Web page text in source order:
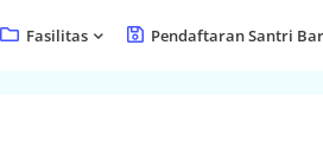
Fasilitas Pendaftaran Santri